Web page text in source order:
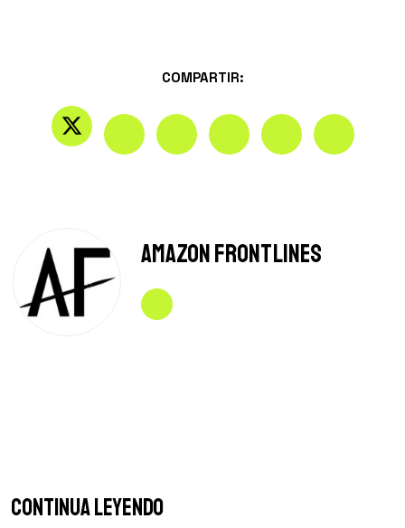
COMPARTIR:
Amazon Frontlines
Continua leyendo